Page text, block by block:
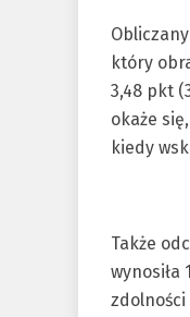
który
3,48 pkt
okaże
kiedy
Także
wynosiła
zdolności